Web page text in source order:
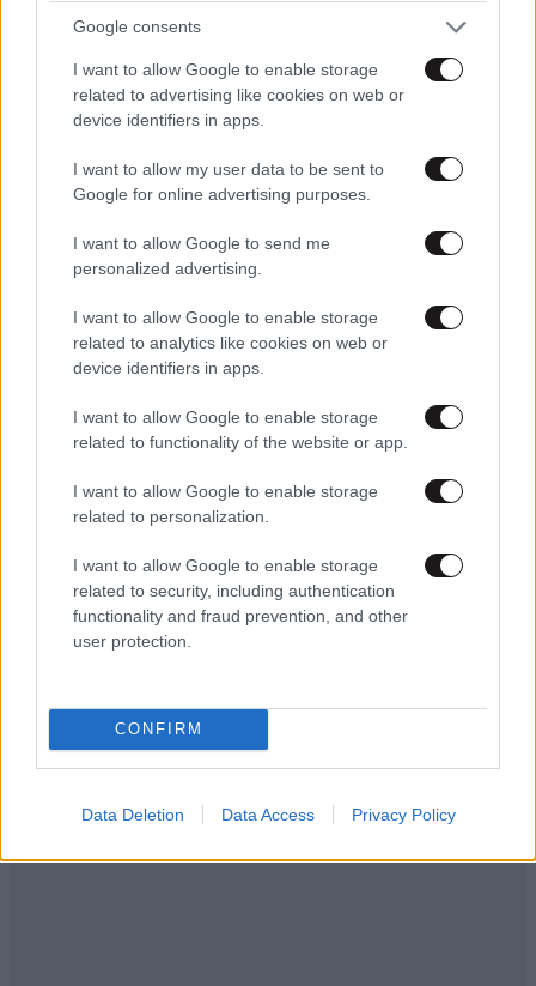
Google consents
I want to allow Google to enable storage
related to advertising like cookies on web or
device identifiers in apps.
I want to allow my user data to be sent to
Google for online advertising purposes.
I want to allow Google to send me
personalized advertising.
I want to allow Google to enable storage
related to analytics like cookies on web or
device identifiers in apps.
I want to allow Google to enable storage
related to functionality of the website or app.
I want to allow Google to enable storage
related to personalization.
I want to allow Google to enable storage
related to security, including authentication
functionality and fraud prevention, and other
user protection.
CONFIRM
Data Deletion Data Access Privacy Policy
Xαρακτήρες: 0/1000
ΠΡΟΣΘΗΚΗ
Αυτά να τα πεις 12·06·2026 16:17
Στον Καφέ, το Λαγό, το Σιαλμά,τον Κωσταντόπουλο
και τους άλλους ποδοσφαιριστές που τους φάγατε τα
Απαντήστε